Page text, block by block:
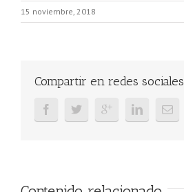
15 noviembre, 2018
Compartir en redes sociales